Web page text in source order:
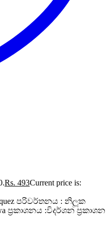
Rs. 493Current price is:
පරිවර්තනය : නිලූක
ප්‍රකාශනය :විදර්ශන ප්‍රකාශන